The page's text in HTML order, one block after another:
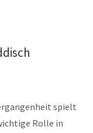
spielt
Rolle in